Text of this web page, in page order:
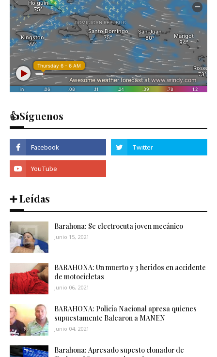
👍Síguenos
➕ Leídas
Barahona: Se electrocuta joven mecánico
Junio 15, 2021
BARAHONA: Un muerto y 3 heridos en accidente
de motocicletas
Junio 06, 2021
BARAHONA: Policía Nacional apresa quienes
supuestamente Balearon a MANEN
Junio 04, 2021
Barahona: Apresado supesto clonador de